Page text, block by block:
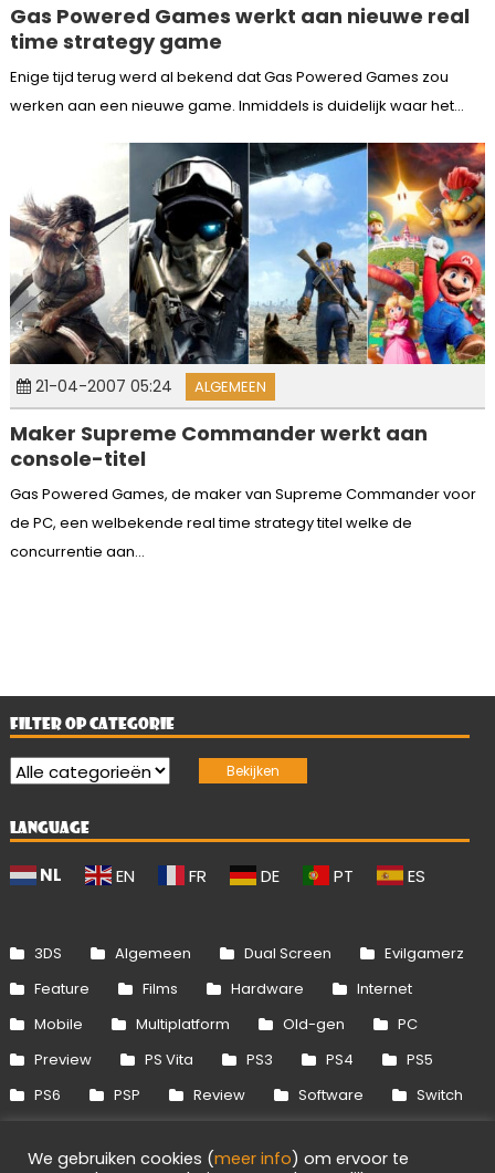
Gas Powered Games werkt aan nieuwe real
time strategy game
Enige tijd terug werd al bekend dat Gas Powered Games zou
werken aan een nieuwe game. Inmiddels is duidelijk waar het...
21-04-2007 05:24 ALGEMEEN
Maker Supreme Commander werkt aan
console-titel
Gas Powered Games, de maker van Supreme Commander voor
de PC, een welbekende real time strategy titel welke de
concurrentie aan...
FILTER OP CATEGORIE
LANGUAGE
NL EN FR DE PT ES
3DS Algemeen Dual Screen
Evilgamerz
Feature
Films Hardware
Internet
Mobile
Multiplatform Old-gen
PC
Preview
PS Vita PS3 PS4
PS5
PS6
PSP Review Software
Switch
Xbox 360
Xbox One Xbox Series
We gebruiken cookies (meer info) om ervoor te